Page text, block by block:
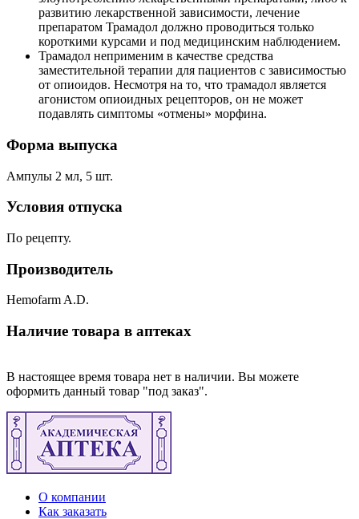
развитию лекарственной зависимости, лечение
препаратом Трамадол должно проводиться только
короткими курсами и под медицинским наблюдением.
Трамадол неприменим в качестве средства
заместительной терапии для пациентов с зависимостью
от опиоидов. Несмотря на то, что трамадол является
агонистом опиоидных рецепторов, он не может
подавлять симптомы «отмены» морфина.
Форма выпуска
Ампулы 2 мл, 5 шт.
Условия отпуска
По рецепту.
Производитель
Hemofarm A.D.
Наличие товара в аптеках
В настоящее время товара нет в наличии. Вы можете
оформить данный товар "под заказ".
О компании
Как заказать